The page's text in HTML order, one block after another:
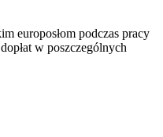
europosłom podczas pracy
w poszczególnych